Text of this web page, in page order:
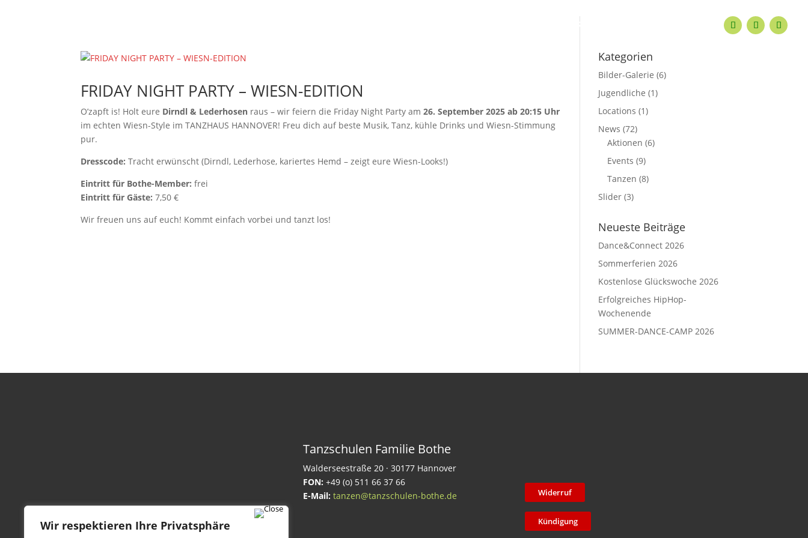
Wir respektieren Ihre Privatsphäre
KONTAKT
FRIDAY NIGHT PARTY – WIESN-EDITION
O’zapft is! Holt eure Dirndl & Lederhosen raus – wir feiern die Friday Night Party am26. September 2025 ab 20:15 Uhr
im echten Wiesn-Style im TANZHAUS HANNOVER! Freu dich auf beste Musik, Tanz, kühle Drinks und Wiesn-Stimmung
pur.
Dresscode: Tracht erwünscht (Dirndl, Lederhose, kariertes Hemd – zeigt eure Wiesn-Looks!)
Eintritt für Bothe-Member: frei
Eintritt für Gäste: 7,50 €
Wir freuen uns auf euch! Kommt einfach vorbei und tanzt los!
Kategorien
Bilder-Galerie (6)
Jugendliche (1)
Locations (1)
News (72)
Aktionen (6)
Events (9)
Tanzen (8)
Slider(3)
Neueste Beiträge
Dance&Connect 2026
Sommerferien 2026
Kostenlose Glückswoche 2026
Erfolgreiches HipHop-
Wochenende
SUMMER-DANCE-CAMP 2026
Tanzschulen Familie Bothe
Walderseestraße 20 · 30177 Hannover
FON: +49 (o) 511 66 37 66
E-Mail: tanzen@tanzschulen-bothe.de Widerruf
Kündigung